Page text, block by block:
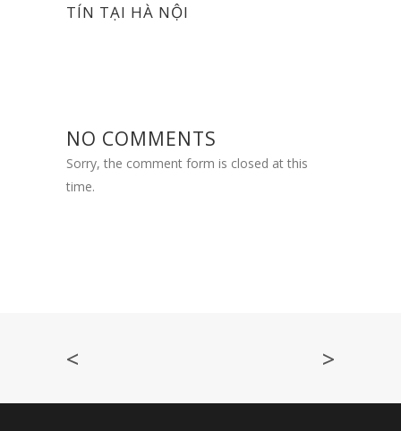
TÍN TẠI HÀ NỘI
NO COMMENTS
Sorry, the comment form is closed at this
time.
< >